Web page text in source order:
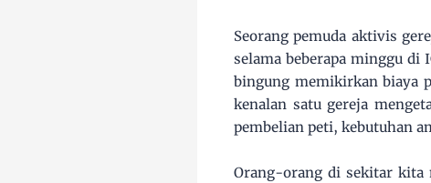
Seorang pemuda aktivis
selama beberapa minggu di
bingung memikirkan biaya
kenalan satu gereja
pembelian peti, kebutuhan
Orang-orang di sekitar kita